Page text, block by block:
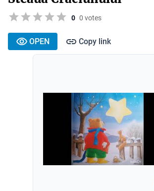
0 0 votes
OPEN Copy link